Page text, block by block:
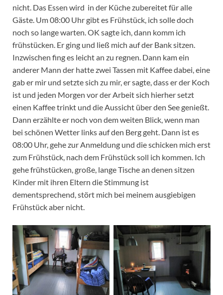
nicht. Das Essen wird in der Küche zubereitet für alle
Gäste. Um 08:00 Uhr gibt es Frühstück, ich solle doch
noch so lange warten. OK sagte ich, dann komm ich
frühstücken. Er ging und ließ mich auf der Bank sitzen.
Inzwischen fing es leicht an zu regnen. Dann kam ein
anderer Mann der hatte zwei Tassen mit Kaffee dabei, eine
gab er mir und setzte sich zu mir, er sagte, dass er der Koch
ist und jeden Morgen vor der Arbeit sich hierher setzt
einen Kaffee trinkt und die Aussicht über den See genießt.
Dann erzählte er noch von dem weiten Blick, wenn man
bei schönen Wetter links auf den Berg geht. Dann ist es
08:00 Uhr, gehe zur Anmeldung und die schicken mich erst
zum Frühstück, nach dem Frühstück soll ich kommen. Ich
gehe frühstücken, große, lange Tische an denen sitzen
Kinder mit ihren Eltern die Stimmung ist
dementsprechend, stört mich bei meinem ausgiebigen
Frühstück aber nicht.